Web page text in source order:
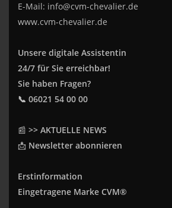
E-Mail: info@cvm-chevalier.de
www.cvm-chevalier.de
Unsere digitale Assistentin
24/7 für Sie erreichbar!
Sie haben Fragen?
📞 06021 54 00 00
📰 >> AKTUELLE NEWS
📩 Newsletter abonnieren
Erstinformation
Eingetragene Marke CVM®